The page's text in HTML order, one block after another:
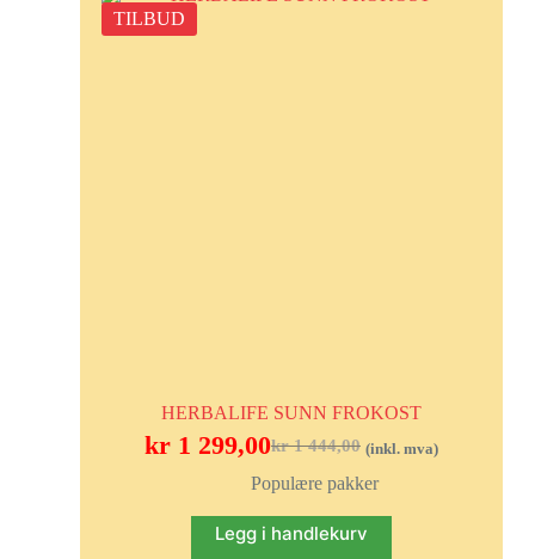
TILBUD
HERBALIFE SUNN FROKOST
kr1 444,00
kr1 299,00 (inkl. mva)
Populære pakker
Legg i handlekurv